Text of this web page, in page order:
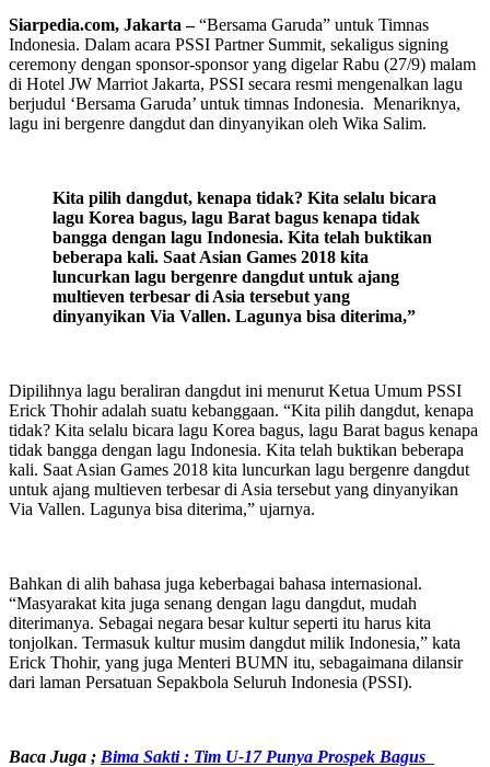
Siarpedia.com, Jakarta –“Bersama Garuda” untuk Timnas
Indonesia. Dalam acara PSSI Partner Summit, sekaligus signing
ceremony dengan sponsor-sponsor yang digelar Rabu (27/9) malam
di Hotel JW Marriot Jakarta, PSSI secara resmi mengenalkan lagu
berjudul ‘Bersama Garuda’ untuk timnas Indonesia. Menariknya,
lagu ini bergenre dangdut dan dinyanyikan oleh Wika Salim.
Kita pilih dangdut, kenapa tidak? Kita selalu bicara
lagu Korea bagus, lagu Barat bagus kenapa tidak
bangga dengan lagu Indonesia. Kita telah buktikan
beberapa kali. Saat Asian Games 2018 kita
luncurkan lagu bergenre dangdut untuk ajang
multieven terbesar di Asia tersebut yang
dinyanyikan Via Vallen. Lagunya bisa diterima,”
Dipilihnya lagu beraliran dangdut ini menurut Ketua Umum PSSI
Erick Thohir adalah suatu kebanggaan. “Kita pilih dangdut, kenapa
tidak? Kita selalu bicara lagu Korea bagus, lagu Barat bagus kenapa
tidak bangga dengan lagu Indonesia. Kita telah buktikan beberapa
kali. Saat Asian Games 2018 kita luncurkan lagu bergenre dangdut
untuk ajang multieven terbesar di Asia tersebut yang dinyanyikan
Via Vallen. Lagunya bisa diterima,” ujarnya.
Bahkan di alih bahasa juga keberbagai bahasa internasional.
“Masyarakat kita juga senang dengan lagu dangdut, mudah
diterimanya. Sebagai negara besar kultur seperti itu harus kita
tonjolkan. Termasuk kultur musim dangdut milik Indonesia,” kata
Erick Thohir, yang juga Menteri BUMN itu, sebagaimana dilansir
dari laman Persatuan Sepakbola Seluruh Indonesia (PSSI).
Baca Juga ; Bima Sakti : Tim U-17 Punya Prospek Bagus